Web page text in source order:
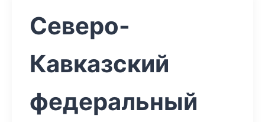
Северо-
Кавказский
федеральный